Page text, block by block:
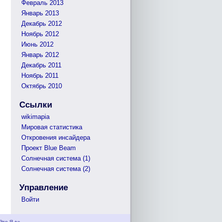
Февраль 2013
Январь 2013
Декабрь 2012
Ноябрь 2012
Июнь 2012
Январь 2012
Декабрь 2011
Ноябрь 2011
Октябрь 2010
Ссылки
wikimapia
Мировая статистика
Откровения инсайдера
Проект Blue Beam
Солнечная система (1)
Солнечная система (2)
Управление
Войти